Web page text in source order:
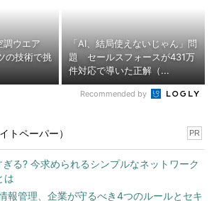
調ウエア
の技術で挑
「AI、結局使えないじゃん」問
題 セールスフォースが431万
件対応で導いた正解（...
Recommended by
トペーパー） PR
ぎる? 今求められるシンプルなネットワーク
は
報管理、企業が守るべき4つのルールとセキ